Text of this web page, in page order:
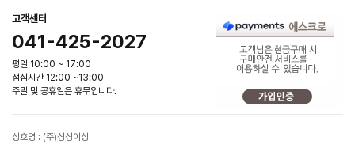
고객센터
041-425-2027
평일 10:00 ~ 17:00
점심시간 12:00 ~13:00
주말 및 공휴일은 휴무입니다.
상호명 : (주)상상이상